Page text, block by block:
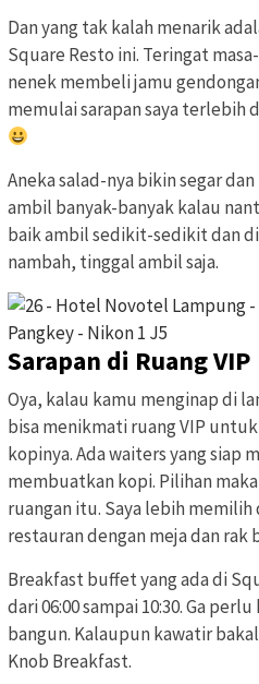
Dan yang tak kalah menarik
Square Resto ini. Teringat
nenek membeli jamu
memulai sarapan saya terlebih
Aneka salad-nya bikin segar
ambil banyak-banyak kalau
baik ambil sedikit-sedikit dan
nambah, tinggal ambil saja.
Sarapan di Ruang VIP
Oya, kalau kamu menginap di
bisa menikmati ruang VIP
kopinya. Ada waiters yang siap
membuatkan kopi. Pilihan
ruangan itu. Saya lebih
restauran dengan meja dan rak
Breakfast buffet yang ada di
dari 06:00 sampai 10:30. Ga
bangun. Kalaupun kawatir
Knob Breakfast.